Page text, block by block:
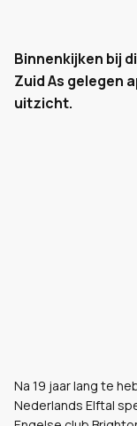
Binnenkijken bij
Zuid As gelegen
uitzicht.
Na 19 jaar lang te
Nederlands Elftal